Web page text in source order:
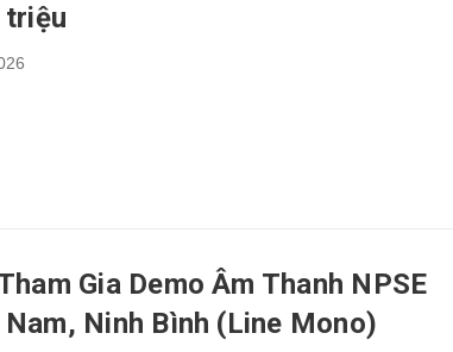
triệu
Gia Demo Âm Thanh NPSE
Ninh Bình (Line Mono)